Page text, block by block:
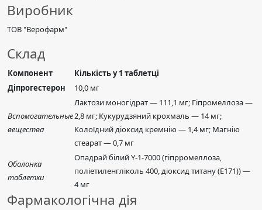
Виробник
ТОВ "Верофарм"
Склад
Компонент
Кількість у 1 таблетці
Діпрогестерон
10,0 мг
Вспомогательные
вещества
Лактози моногідрат — 111,1 мг; Гіпромеллоза —
2,8 мг; Кукурудзяний крохмаль — 14 мг;
Колоїдний діоксид кремнію — 1,4 мг; Магнію
стеарат — 0,7 мг
Оболонка
таблетки
Опадрай білий Y-1-7000 (гіпрромеллоза,
поліетиленгліколь 400, діоксид титану (Е171)) —
4 мг
Фармакологічна дія